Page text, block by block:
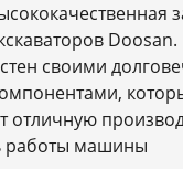
своими
отличную
работы машины